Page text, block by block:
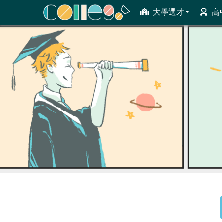
大學選才 高
ColleGo! 大學選才與高中育才輔助系統